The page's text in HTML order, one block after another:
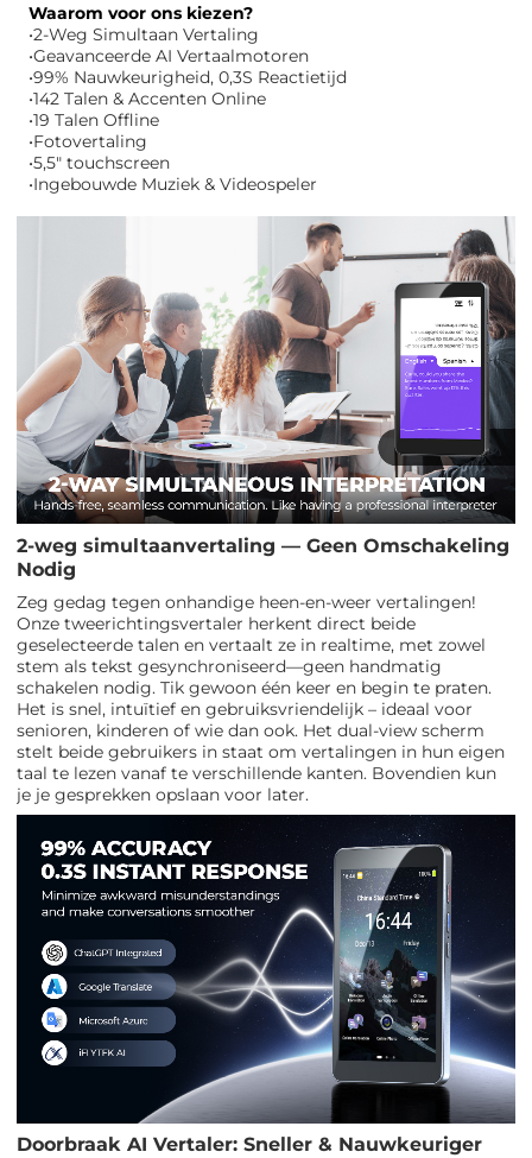
Waarom voor ons kiezen?
•2-Weg Simultaan Vertaling
•Geavanceerde AI Vertaalmotoren
•99% Nauwkeurigheid, 0,3S Reactietijd
•142 Talen & Accenten Online
•19 Talen Offline
•Fotovertaling
•5,5" touchscreen
•Ingebouwde Muziek & Videospeler
2-weg simultaanvertaling — Geen Omschakeling
Nodig
Zeg gedag tegen onhandige heen-en-weer vertalingen!
Onze tweerichtingsvertaler herkent direct beide
geselecteerde talen en vertaalt ze in realtime, met zowel
stem als tekst gesynchroniseerd—geen handmatig
schakelen nodig. Tik gewoon één keer en begin te praten.
Het is snel, intuïtief en gebruiksvriendelijk – ideaal voor
senioren, kinderen of wie dan ook. Het dual-view scherm
stelt beide gebruikers in staat om vertalingen in hun eigen
taal te lezen vanaf te verschillende kanten. Bovendien kun
je je gesprekken opslaan voor later.
Doorbraak AI Vertaler: Sneller & Nauwkeuriger